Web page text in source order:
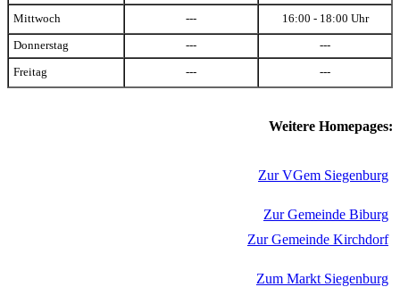
Mittwoch --- 16:00 - 18:00 Uhr
Donnerstag --- ---
Freitag --- ---
Weitere Homepages:
Zur VGem Siegenburg
Zur Gemeinde Biburg
Zur Gemeinde Kirchdorf
Zum Markt Siegenburg